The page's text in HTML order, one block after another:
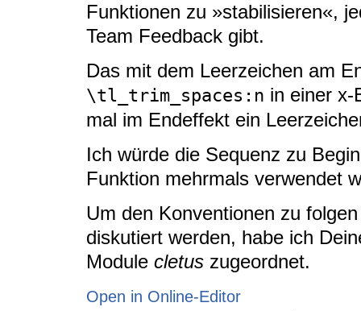
Funktionen zu »stabilisieren«,
Team Feedback gibt.
Das mit dem Leerzeichen am
\tl_trim_spaces:n in einer x-
mal im Endeffekt ein
Ich würde die Sequenz zu
Funktion mehrmals verwendet
Um den Konventionen zu
diskutiert werden, habe ich
Module cletus zugeordnet.
Open in Online-Editor